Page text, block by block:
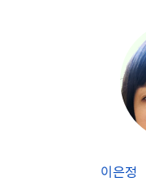
이은정